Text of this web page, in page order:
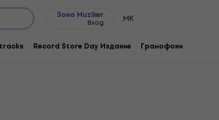
Зона Muziker
Вход MK
Record Store Day Издание Грамофони